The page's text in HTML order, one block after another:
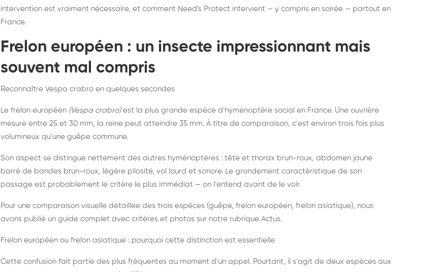
intervention est vraiment nécessaire, et comment Need's Protect intervient — y compris en soirée — partout en
France.
Frelon européen : un insecte impressionnant mais
souvent mal compris
Reconnaître Vespa crabro en quelques secondes
Le frelon européen (Vespa crabro)est la plus grande espèce d'hyménoptère social en France. Une ouvrière
mesure entre 25 et 30 mm, la reine peut atteindre 35 mm. À titre de comparaison, c'est environ trois fois plus
volumineux qu'une guêpe commune.
Son aspect se distingue nettement des autres hyménoptères : tête et thorax brun-roux, abdomen jaune
barré de bandes brun-roux, légère pilosité, vol lourd et sonore. Le grondement caractéristique de son
passage est probablement le critère le plus immédiat — on l'entend avant de le voir.
Pour une comparaison visuelle détaillée des trois espèces (guêpe, frelon européen, frelon asiatique), nous
avons publié un guide complet avec critères et photos sur notre rubrique Actus.
Frelon européen ou frelon asiatique : pourquoi cette distinction est essentielle
Cette confusion fait partie des plus fréquentes au moment d'un appel. Pourtant, il s'agit de deux espèces aux